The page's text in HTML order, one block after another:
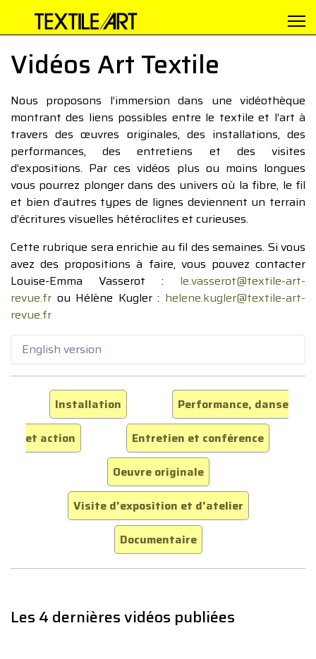
Vidéos Art Textile
Nous proposons l’immersion dans une vidéothèque
montrant des liens possibles entre le textile et l’art à
travers des œuvres originales, des installations, des
performances, des entretiens et des visites
d’expositions. Par ces vidéos plus ou moins longues
vous pourrez plonger dans des univers où la fibre, le fil
et bien d’autres types de lignes deviennent un terrain
d’écritures visuelles hétéroclites et curieuses.
Cette rubrique sera enrichie au fil des semaines. Si vous
avez des propositions à faire, vous pouvez contacter
Louise-Emma Vasserot : le.vasserot@textile-art-
revue.fr ou Hélène Kugler : helene.kugler@textile-art-
revue.fr
English version
Installation
Performance, danse
et action
Entretien et conférence
Oeuvre originale
Visite d'exposition et d'atelier
Documentaire
Les 4 dernières vidéos publiées